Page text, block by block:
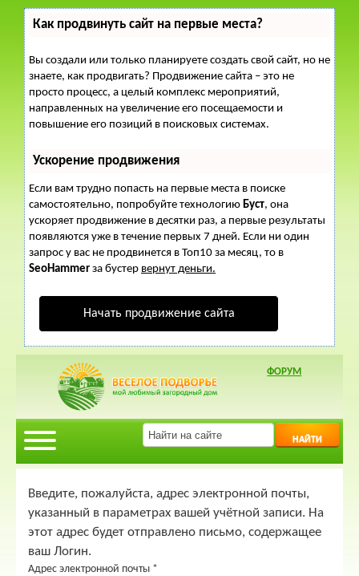
Как продвинуть сайт на первые места?
Вы создали или только планируете создать свой сайт, но не
знаете, как продвигать? Продвижение сайта – это не
просто процесс, а целый комплекс мероприятий,
направленных на увеличение его посещаемости и
повышение его позиций в поисковых системах.
Ускорение продвижения
Если вам трудно попасть на первые места в поиске
самостоятельно, попробуйте технологию Буст, она
ускоряет продвижение в десятки раз, а первые результаты
появляются уже в течение первых 7 дней. Если ни один
запрос у вас не продвинется в Топ10 за месяц, то в
SeoHammer за бустер вернут деньги.
Начать продвижение сайта
ФОРУМ
НАЙТИ
Введите, пожалуйста, адрес электронной почты,
указанный в параметрах вашей учётной записи. На
этот адрес будет отправлено письмо, содержащее
ваш Логин.
Адрес электронной почты *